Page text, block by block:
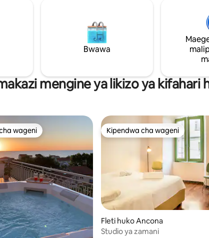
Weka nafasi ya
na ufurahie la dolce vita
kukausha. Kwa nafasi
wageni zaidi ya wawili, chumba
starehe pia kinapatikana. Eneo
karibu na Piazza Roma, maduka
makubwa, Chuo Kikuu cha
Bwawa
mengine ya likizo ya kifahari
cha wageni
wageni Kipendwa cha wageni
Kipendwa cha wageni
Fleti huko Ancona
Studio ya zamani